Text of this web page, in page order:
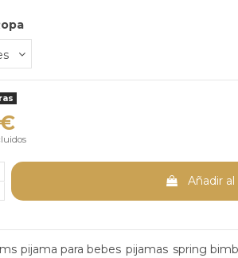
Añadir
pijama para bebes pijamas spring